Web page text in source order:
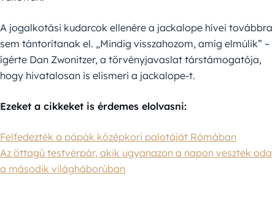
A jogalkotási kudarcok ellenére a jackalope hívei továbbra
sem tántorítanak el. „Mindig visszahozom, amíg elmúlik” –
ígérte Dan Zwonitzer, a törvényjavaslat társtámogatója,
hogy hivatalosan is elismeri a jackalope-t.
Ezeket a cikkeket is érdemes elolvasni:
Felfedezték a pápák középkori palotáját Rómában
Az öttagú testvérpár, akik ugyanazon a napon vesztek oda
a második világháborúban